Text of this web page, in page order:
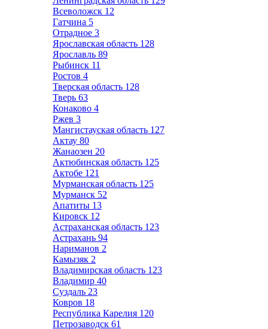
Всеволожск 12
Гатчина 5
Отрадное 3
Ярославская область 128
Ярославль 89
Рыбинск 11
Ростов 4
Тверская область 128
Тверь 63
Конаково 4
Ржев 3
Мангистауская область 127
Актау 80
Жанаозен 20
Актюбинская область 125
Актобе 121
Мурманская область 125
Мурманск 52
Апатиты 13
Кировск 12
Астраханская область 123
Астрахань 94
Нариманов 2
Камызяк 2
Владимирская область 123
Владимир 40
Суздаль 23
Ковров 18
Республика Карелия 120
Петрозаводск 61